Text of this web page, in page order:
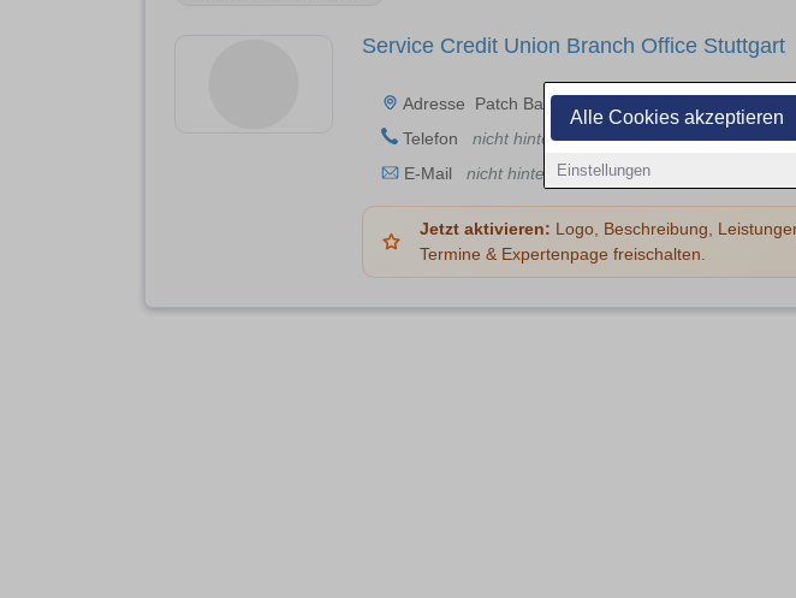
Alle Cookies akzeptieren
Einstellungen
Service Credit Union Branch Office Stuttgart
Adresse
Patch Barracks 2325, 70569 Stuttgart
Telefon
nicht hinterlegt
E-Mail
nicht hinterlegt
Jetzt aktivieren: Logo, Beschreibung,
Termine & Expertenpage freischalten.